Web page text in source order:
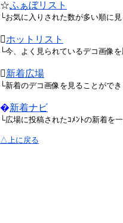
☆ふぁぼリスト
└お気に入りされた数が多い順に見
ホットリスト
└今、よく見られているデコ画像
新着広場
└新着のデコ画像を見ることができ
�新着ナビ
└広場に投稿されたｺﾒﾝﾄの新着を
△上に戻る